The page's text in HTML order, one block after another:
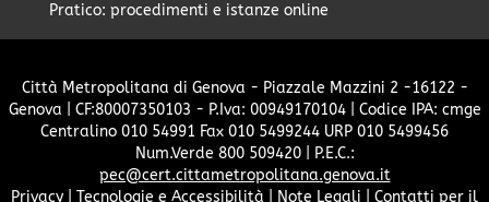
Pratico: procedimenti e istanze online
Città Metropolitana di Genova - Piazzale Mazzini 2 -16122 -
Genova | CF:80007350103 - P.Iva: 00949170104 | Codice IPA: cmge
Centralino 010 54991 Fax 010 5499244 URP 010 5499456
Num.Verde 800 509420 | P.E.C.:
pec@cert.cittametropolitana.genova.it
Privacy
Tecnologie e Accessibilità Note Legali
Contatti per il